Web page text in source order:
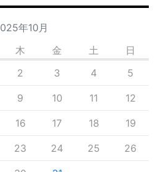
年10月
木 金 土 日
2 3 4 5
9 10 11 12
16 17 18 19
23 24 25 26